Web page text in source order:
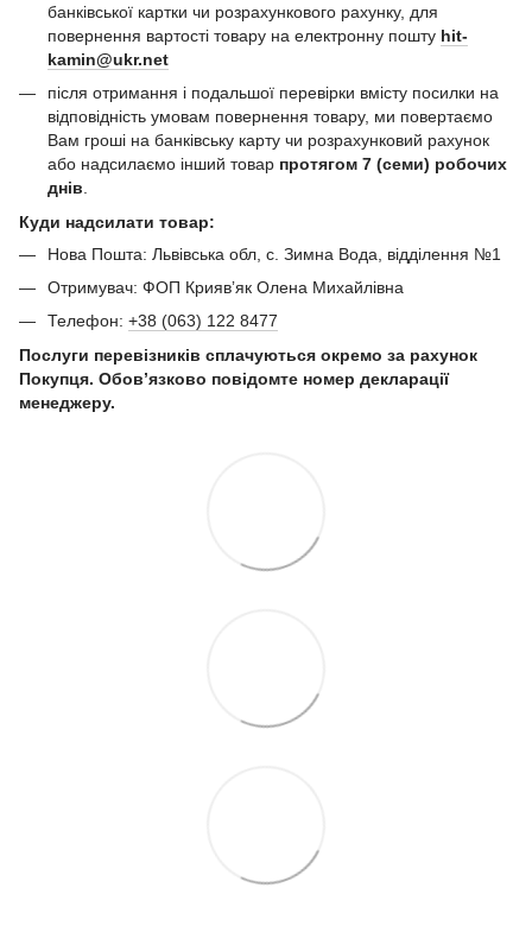
банківської картки чи розрахункового рахунку, для
повернення вартості товару на електронну пошту hit-
kamin@ukr.net
після отримання і подальшої перевірки вмісту посилки на
відповідність умовам повернення товару, ми повертаємо
Вам гроші на банківську карту чи розрахунковий рахунок
або надсилаємо інший товар протягом 7 (семи) робочих
днів
Куди надсилати товар:
Нова Пошта: Львівська обл, с. Зимна Вода, відділення №1
Отримувач: ФОП Криявʼяк Олена Михайлівна
Телефон: +38 (063) 122 8477
Послуги перевізників сплачуються окремо за рахунок
Покупця. Обов’язково повідомте номер декларації
менеджеру.